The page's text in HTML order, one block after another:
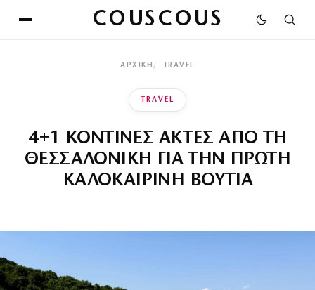
COUSCOUS
ΑΡΧΙΚΉ TRAVEL
TRAVEL
4+1 ΚΟΝΤΙΝΕΣ ΑΚΤΕΣ ΑΠΟ ΤΗ
ΘΕΣΣΑΛΟΝΙΚΗ ΓΙΑ ΤΗΝ ΠΡΩΤΗ
ΚΑΛΟΚΑΙΡΙΝΗ ΒΟΥΤΙΑ